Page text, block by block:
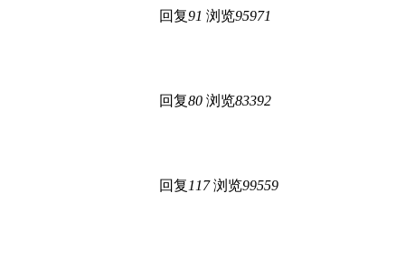
回复91 浏览95971
回复80 浏览83392
回复117 浏览99559